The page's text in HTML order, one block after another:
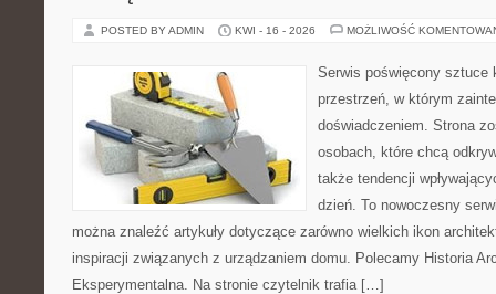
POSTED BY ADMIN KWI - 16 - 2026 MOŻLIWOŚĆ
Serwis poświęcony sztuce
przestrzeń, w którym
doświadczeniem. Strona
osobach, które chcą
także tendencji
dzień. To nowoczesny
można znaleźć artykuły dotyczące zarówno wielkich ikon
inspiracji związanych z urządzaniem domu. Polecamy Historia
Eksperymentalna. Na stronie czytelnik trafia […]